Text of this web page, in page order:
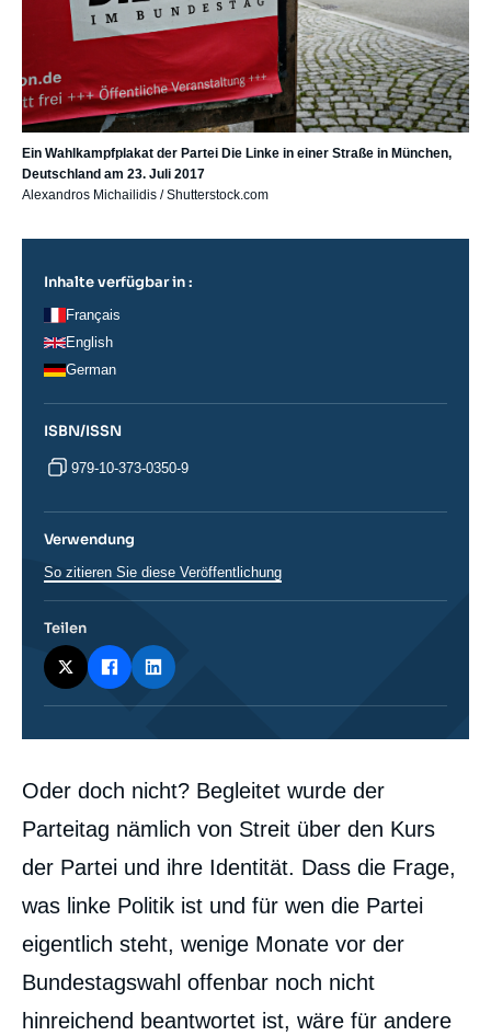
Ein Wahlkampfplakat der Partei Die Linke in einer Straße in München,
Deutschland am 23. Juli 2017
Alexandros Michailidis / Shutterstock.com
Corps
analyses
Oder doch nicht? Begleitet wurde der
Parteitag nämlich von Streit über den Kurs
der Partei und ihre Identität. Dass die Frage,
was linke Politik ist und für wen die Partei
eigentlich steht, wenige Monate vor der
Bundestagswahl offenbar noch nicht
hinreichend beantwortet ist, wäre für andere
Inhalte verfügbar in :
Français
English
German
ISBN/ISSN
979-10-373-0350-9
Verwendung
So zitieren Sie diese Veröffentlichung
Teilen